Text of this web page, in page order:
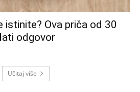
istinite? Ova priča od 30
odgovor
Učitaj više